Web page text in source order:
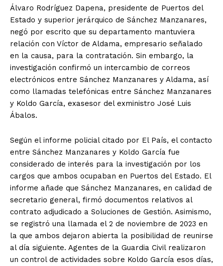
Álvaro Rodríguez Dapena, presidente de Puertos del
Estado y superior jerárquico de Sánchez Manzanares,
negó por escrito que su departamento mantuviera
relación con Víctor de Aldama, empresario señalado
en la causa, para la contratación. Sin embargo, la
investigación confirmó un intercambio de correos
electrónicos entre Sánchez Manzanares y Aldama, así
como llamadas telefónicas entre Sánchez Manzanares
y Koldo García, exasesor del exministro José Luis
Ábalos.
Según el informe policial citado por El País, el contacto
entre Sánchez Manzanares y Koldo García fue
considerado de interés para la investigación por los
cargos que ambos ocupaban en Puertos del Estado. El
informe añade que Sánchez Manzanares, en calidad de
secretario general, firmó documentos relativos al
contrato adjudicado a Soluciones de Gestión. Asimismo,
se registró una llamada el 2 de noviembre de 2023 en
la que ambos dejaron abierta la posibilidad de reunirse
al día siguiente. Agentes de la Guardia Civil realizaron
un control de actividades sobre Koldo García esos días,